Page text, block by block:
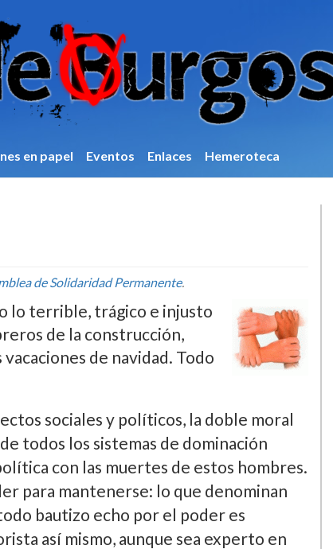
en papel Eventos Enlaces Hemeroteca
de Solidaridad Permanente.
lo terrible, trágico e injusto
de la construcción,
de navidad. Todo
sociales y polí­ticos, la doble moral
todos los sistemas de dominación
con las muertes de estos hombres.
para mantenerse: lo que denominan
bautizo echo por el poder es
así­ mismo, aunque sea experto en